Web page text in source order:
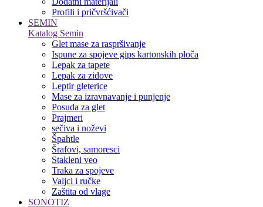
Profili i pričvršćivači
SEMIN
Katalog Semin
Glet mase za raspršivanje
Ispune za spojeve gips kartonskih ploča
Lepak za tapete
Lepak za zidove
Leptir gleterice
Mase za izravnavanje i punjenje
Posuda za glet
Prajmeri
sečiva i noževi
Špahtle
Šrafovi, samoresci
Stakleni veo
Traka za spojeve
Valjci i ručke
Zaštita od vlage
SONOTIZ